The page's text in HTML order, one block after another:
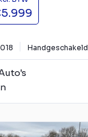
Handgeschakeld